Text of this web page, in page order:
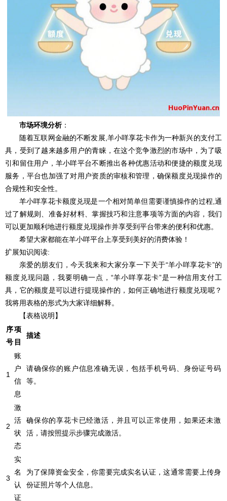
市场环境分析：
随着互联网金融的不断发展,羊小咩享花卡作为一种新兴的支付工
具，受到了越来越多用户的青睐，在这个竞争激烈的市场中，为了吸
引和留住用户，羊小咩平台不断推出各种优惠活动和便捷的额度兑现
服务，平台也加强了对用户资质的审核和管理，确保额度兑现操作的
合规性和安全性。
羊小咩享花卡额度兑现是一个相对简单但需要谨慎操作的过程,通
过了解规则、准备好材料、掌握技巧和注意事项等方面的内容，我们
可以更加顺利地进行额度兑现操作并享受到平台带来的便利和优惠。
希望大家都能在羊小咩平台上享受到美好的消费体验！
扩展知识阅读:
亲爱的朋友们，今天我来和大家分享一下关于“羊小咩享花卡”的
额度兑现问题，我要明确一点，“羊小咩享花卡”是一种信用支付工
具，它的额度是可以进行提现操作的，如何正确地进行额度兑现呢？
我将用表格的形式为大家详细解释。
【表格说明】
序
号
项
目
描述
1
账
户
信
息
请确保你的账户信息准确无误，包括手机号码、身份证号码
等。
2
激
活
状
态
确保你的享花卡已经激活，并且可以正常使用，如果还未激
活，请按照提示步骤完成激活。
3
实
名
认
证
为了保障资金安全，你需要完成实名认证，这通常需要上传身
份证照片等个人信息。